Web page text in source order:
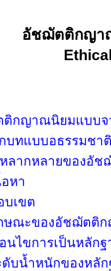
อัชฌัตติกญา
ติกญาณนิยมแบบจ
บทแบบอธรรมชา
ลากหลายของอัช
อหา
บเขต
ษณะของอัชฌัตติ
อนไขการเป็นหลัก
ดับน้ำหนักของหลั